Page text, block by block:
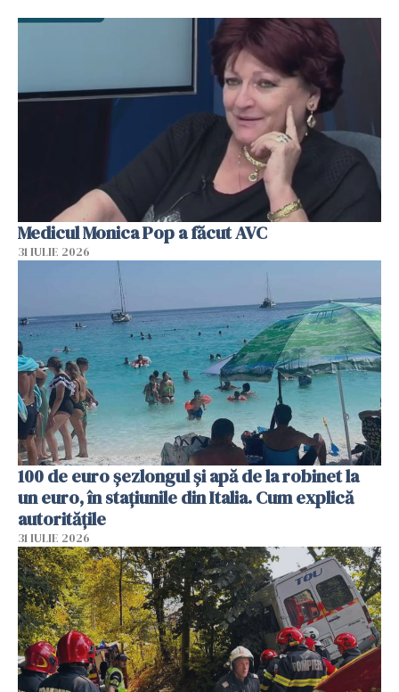
Medicul Monica Pop a făcut AVC
31 IULIE 2026
100 de euro șezlongul și apă de la robinet la
un euro, în stațiunile din Italia. Cum explică
autoritățile
31 IULIE 2026